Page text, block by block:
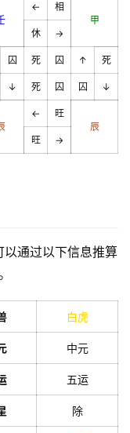
←
相
甲
休 →
囚 死 囚 ↑ 死
↓ 死 囚 囚 ↓
←
旺
辰
旺 →
通过以下信息推算
白虎
中元
五运
除